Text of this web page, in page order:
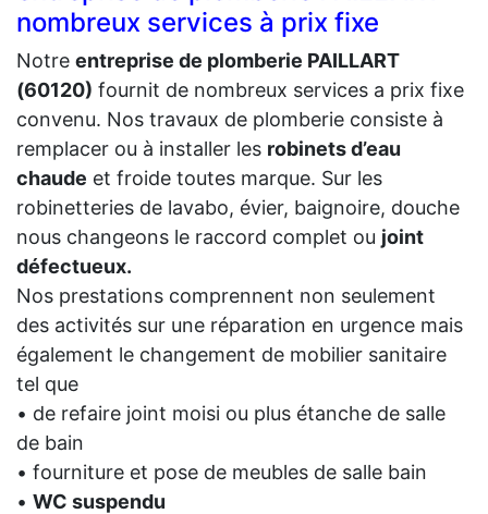
nombreux services à prix fixe
Notre entreprise de plomberie PAILLART
(60120) fournit de nombreux services a prix fixe
convenu. Nos travaux de plomberie consiste à
remplacer ou à installer les robinets d’eau
chaude et froide toutes marque. Sur les
robinetteries de lavabo, évier, baignoire, douche
nous changeons le raccord complet ou joint
défectueux.
Nos prestations comprennent non seulement
des activités sur une réparation en urgence mais
également le changement de mobilier sanitaire
tel que
• de refaire joint moisi ou plus étanche de salle
de bain
• fourniture et pose de meubles de salle bain
• WC suspendu